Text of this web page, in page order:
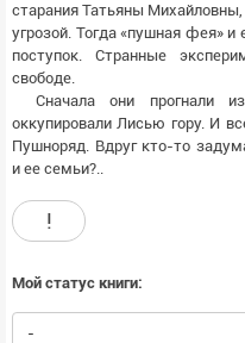
старания Татьяны
угрозой. Тогда «пушная фея»
поступок. Странные
свободе.
Сначала они прогнали
оккупировали Лисью гору. И
Пушноряд. Вдруг кто-то
и ее семьи?..
!
Мой статус книги:
-